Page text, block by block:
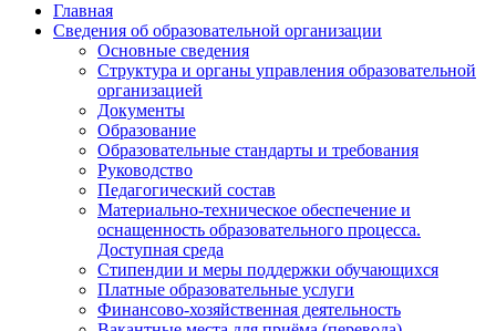
Главная
Сведения об образовательной организации
Основные сведения
Структура и органы управления образовательной
организацией
Документы
Образование
Образовательные стандарты и требования
Руководство
Педагогический состав
Материально-техническое обеспечение и
оснащенность образовательного процесса.
Доступная среда
Стипендии и меры поддержки обучающихся
Платные образовательные услуги
Финансово-хозяйственная деятельность